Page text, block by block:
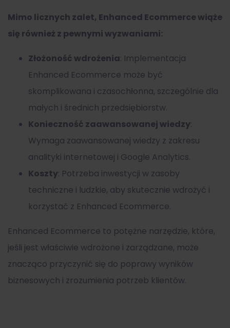
Mimo licznych zalet, Enhanced Ecommerce wiąże
się również z pewnymi wyzwaniami:
Złożoność wdrożenia: Implementacja
Enhanced Ecommerce może być
skomplikowana i czasochłonna, szczególnie dla
małych i średnich przedsiębiorstw.
Konieczność zaawansowanej wiedzy:
Wymaga zaawansowanej wiedzy z zakresu
analityki internetowej i Google Analytics.
Koszty: Potrzeba inwestycji w zasoby
techniczne i ludzkie, aby skutecznie wdrożyć i
korzystać z Enhanced Ecommerce.
Enhanced Ecommerce to potężne narzędzie, które,
jeśli jest właściwie wdrożone i zarządzane, może
znacząco przyczynić się do poprawy wyników
biznesowych i zrozumienia potrzeb klientów.